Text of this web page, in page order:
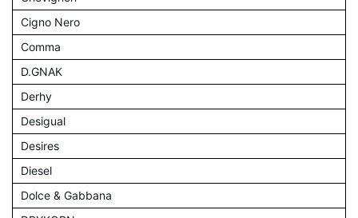
Cigno Nero
Comma
D.GNAK
Derhy
Desigual
Desires
Diesel
Dolce & Gabbana